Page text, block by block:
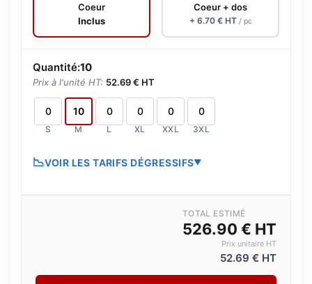
Coeur
Inclus
Coeur + dos
+ 6.70 € HT / pc
Quantité:10
Prix à l'unité HT: 52.69 € HT
S M L XL XXL 3XL
📉VOIR LES TARIFS DÉGRESSIFS▼
TOTAL ESTIMÉ
526.90 € HT
Prix unitaire HT
52.69 € HT